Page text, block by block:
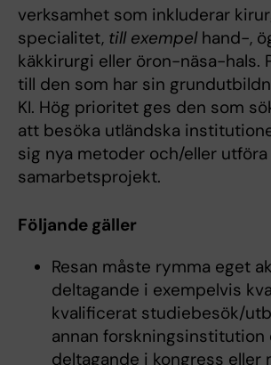
verksamhet som inkluderar
specialitet, till exempel hand-,
käkkirurgi eller öron-näsa-hals.
till den som har sin
KI. Hög prioritet ges den som
att besöka utländska
sig nya metoder och/eller utföra
samarbetsprojekt.
Följande gäller
Resan måste rymma eget
deltagande i exempelvis
kvalificerat studiebesök/
annan forskningsinstitution
deltagande i kongress eller